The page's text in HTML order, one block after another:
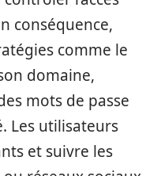
conséquence,
comme le
domaine,
mots de passe
Les utilisateurs
et suivre les